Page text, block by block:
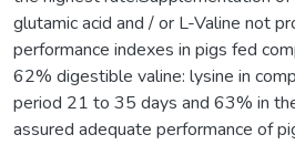
glutamic acid and / or L-Valine not
performance indexes in pigs fed
62% digestible valine: lysine in
period 21 to 35 days and 63% in
assured adequate performance of